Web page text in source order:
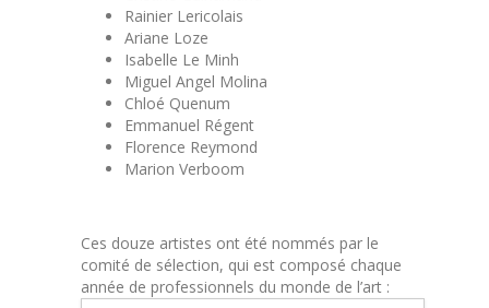
Rainier Lericolais
Ariane Loze
Isabelle Le Minh
Miguel Angel Molina
Chloé Quenum
Emmanuel Régent
Florence Reymond
Marion Verboom
Ces douze artistes ont été nommés par le
comité de sélection, qui est composé chaque
année de professionnels du monde de l’art :